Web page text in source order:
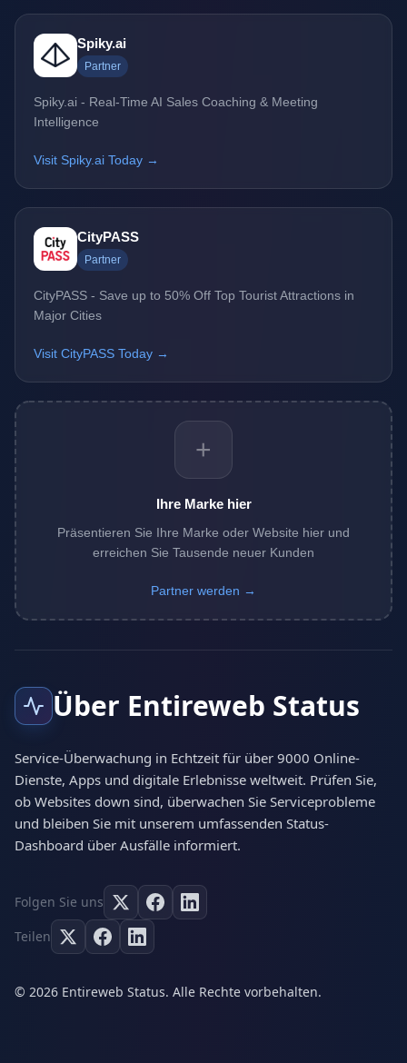
Spiky.ai
Partner
Spiky.ai - Real-Time AI Sales Coaching & Meeting
Intelligence
Visit Spiky.ai Today →
CityPASS
Partner
CityPASS - Save up to 50% Off Top Tourist Attractions in
Major Cities
Visit CityPASS Today →
+
Ihre Marke hier
Präsentieren Sie Ihre Marke oder Website hier und
erreichen Sie Tausende neuer Kunden
Partner werden →
Über Entireweb Status
Service-Überwachung in Echtzeit für über 9000 Online-
Dienste, Apps und digitale Erlebnisse weltweit. Prüfen Sie,
ob Websites down sind, überwachen Sie Serviceprobleme
und bleiben Sie mit unserem umfassenden Status-
Dashboard über Ausfälle informiert.
Folgen Sie uns
Teilen
© 2026 Entireweb Status. Alle Rechte vorbehalten.